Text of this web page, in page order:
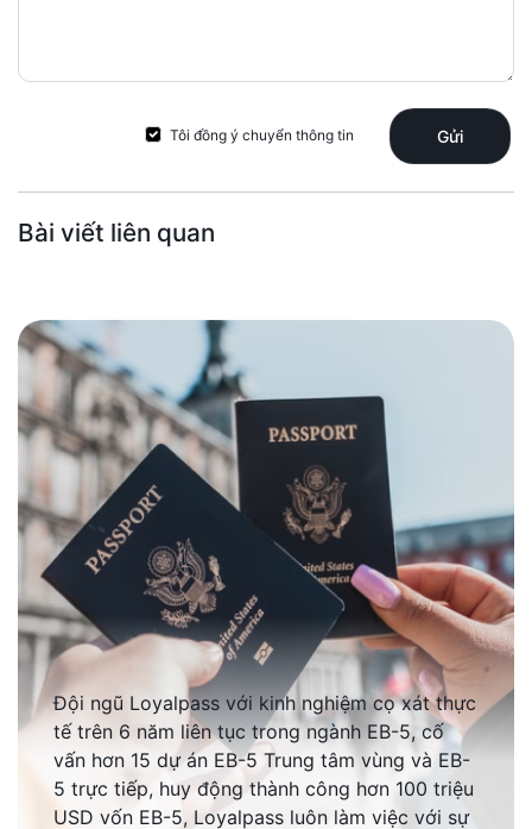
Tôi đồng ý chuyển thông tin Gửi
Bài viết liên quan
Đội ngũ Loyalpass với kinh nghiệm cọ xát thực
tế trên 6 năm liên tục trong ngành EB-5, cố
vấn hơn 15 dự án EB-5 Trung tâm vùng và EB-
5 trực tiếp, huy động thành công hơn 100 triệu
USD vốn EB-5, Loyalpass luôn làm việc với sự